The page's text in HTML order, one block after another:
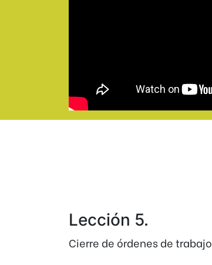
Lección 5.
Cierre de órdenes de trabajo